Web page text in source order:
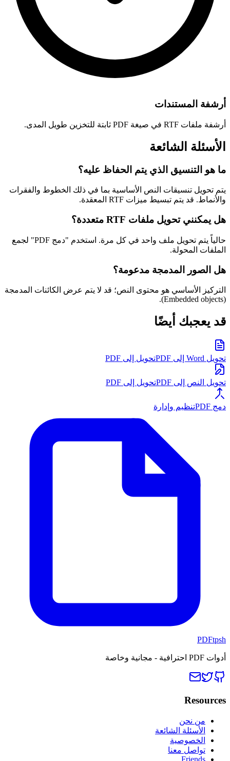
أرشفة المستندات
أرشفة ملفات RTF في صيغة PDF ثابتة للتخزين طويل المدى.
الأسئلة الشائعة
ما هو التنسيق الذي يتم الحفاظ عليه؟
يتم تحويل تنسيقات النص الأساسية بما في ذلك الخطوط والفقرات
والأنماط. قد يتم تبسيط ميزات RTF المعقدة.
هل يمكنني تحويل ملفات RTF متعددة؟
حالياً يتم تحويل ملف واحد في كل مرة. استخدم "دمج PDF" لجمع
الملفات المحولة.
هل الصور المدمجة مدعومة؟
التركيز الأساسي هو محتوى النص؛ قد لا يتم عرض الكائنات المدمجة
(Embedded objects).
قد يعجبك أيضًا
تحويل Word إلى PDF تحويل إلى PDF
تحويل النص إلى PDF تحويل إلى PDF
دمج PDF تنظيم وإدارة
PDFtpsh
أدوات PDF احترافية - مجانية وخاصة
Resources
من نحن
الأسئلة الشائعة
الخصوصية
تواصل معنا
Friends